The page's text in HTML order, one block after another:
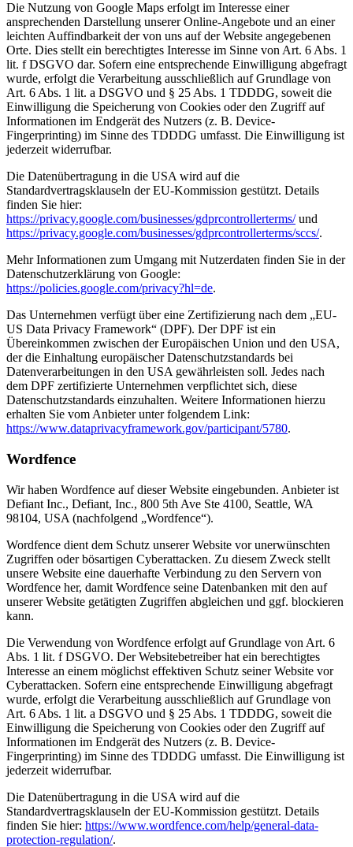
Die Nutzung von Google Maps erfolgt im Interesse einer
ansprechenden Darstellung unserer Online-Angebote und an einer
leichten Auffindbarkeit der von uns auf der Website angegebenen
Orte. Dies stellt ein berechtigtes Interesse im Sinne von Art. 6 Abs. 1
lit. f DSGVO dar. Sofern eine entsprechende Einwilligung abgefragt
wurde, erfolgt die Verarbeitung ausschließlich auf Grundlage von
Art. 6 Abs. 1 lit. a DSGVO und § 25 Abs. 1 TDDDG, soweit die
Einwilligung die Speicherung von Cookies oder den Zugriff auf
Informationen im Endgerät des Nutzers (z. B. Device-
Fingerprinting) im Sinne des TDDDG umfasst. Die Einwilligung ist
jederzeit widerrufbar.
Die Datenübertragung in die USA wird auf die
Standardvertragsklauseln der EU-Kommission gestützt. Details
finden Sie hier:
https://privacy.google.com/businesses/gdprcontrollerterms/und
https://privacy.google.com/businesses/gdprcontrollerterms/sccs/.
Mehr Informationen zum Umgang mit Nutzerdaten finden Sie in der
Datenschutzerklärung von Google:
https://policies.google.com/privacy?hl=de.
Das Unternehmen verfügt über eine Zertifizierung nach dem „EU-
US Data Privacy Framework“ (DPF). Der DPF ist ein
Übereinkommen zwischen der Europäischen Union und den USA,
der die Einhaltung europäischer Datenschutzstandards bei
Datenverarbeitungen in den USA gewährleisten soll. Jedes nach
dem DPF zertifizierte Unternehmen verpflichtet sich, diese
Datenschutzstandards einzuhalten. Weitere Informationen hierzu
erhalten Sie vom Anbieter unter folgendem Link:
https://www.dataprivacyframework.gov/participant/5780.
Wordfence
Wir haben Wordfence auf dieser Website eingebunden. Anbieter ist
Defiant Inc., Defiant, Inc., 800 5th Ave Ste 4100, Seattle, WA
98104, USA (nachfolgend „Wordfence“).
Wordfence dient dem Schutz unserer Website vor unerwünschten
Zugriffen oder bösartigen Cyberattacken. Zu diesem Zweck stellt
unsere Website eine dauerhafte Verbindung zu den Servern von
Wordfence her, damit Wordfence seine Datenbanken mit den auf
unserer Website getätigten Zugriffen abgleichen und ggf. blockieren
kann.
Die Verwendung von Wordfence erfolgt auf Grundlage von Art. 6
Abs. 1 lit. f DSGVO. Der Websitebetreiber hat ein berechtigtes
Interesse an einem möglichst effektiven Schutz seiner Website vor
Cyberattacken. Sofern eine entsprechende Einwilligung abgefragt
wurde, erfolgt die Verarbeitung ausschließlich auf Grundlage von
Art. 6 Abs. 1 lit. a DSGVO und § 25 Abs. 1 TDDDG, soweit die
Einwilligung die Speicherung von Cookies oder den Zugriff auf
Informationen im Endgerät des Nutzers (z. B. Device-
Fingerprinting) im Sinne des TDDDG umfasst. Die Einwilligung ist
jederzeit widerrufbar.
Die Datenübertragung in die USA wird auf die
Standardvertragsklauseln der EU-Kommission gestützt. Details
finden Sie hier: https://www.wordfence.com/help/general-data-
protection-regulation/.